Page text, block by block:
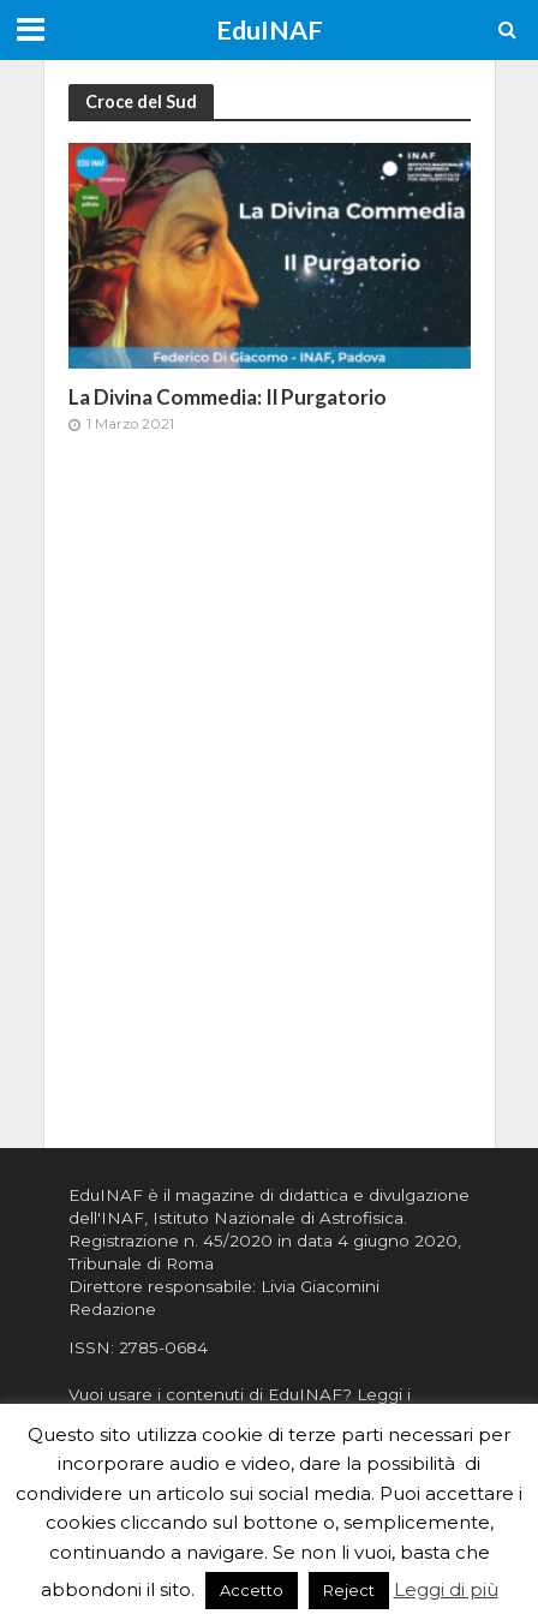
EduINAF
Croce del Sud
La Divina Commedia: Il Purgatorio
1 Marzo 2021
EduINAF è il magazine di didattica e divulgazione
dell'INAF, Istituto Nazionale di Astrofisica
Registrazione n. 45/2020 in data 4 giugno 2020,
Tribunale di Roma
Direttore responsabile: Livia Giacomini
Redazione
ISSN: 2785-0684
Vuoi usare i contenuti di EduINAF? Leggi i
Informativa sulla Privacy
Informatva sui Cookie
Per la rubrica de l'Astronomo risponde, per
inviarci le tue foto o i tuoi contributi, scrivici a
redazione.edu [chiocciola] inaf.it oppure
il form
Questo sito utilizza cookie di terze parti necessari per
incorporare audio e video, dare la possibilità di
condividere un articolo sui social media. Puoi accettare i
cookies cliccando sul bottone o, semplicemente,
continuando a navigare. Se non li vuoi, basta che
abbondoni il sito.
Accetto Reject Leggi di più